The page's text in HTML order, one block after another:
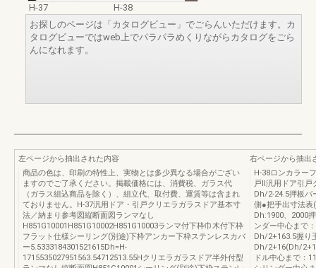
H-37
H-38
お探しのページは「カタログビュー」でごらんいただけます。カ
タログビューではweb上でパラパラめくりながらカタログをごら
んになれます。
左ページから抽出された内容
商品の色は、印刷の特性上、実物とは多少異なる場合がござい
ますのでご了承ください。掲載価格には、消費税、ガラス代
（ガラス組込商品を除く）、組立代、取付費、運賃等は含まれ
ておりません。H-37汎用ドア・引戸クリエラガラスドア基本寸
法／納まり参考図縦断面図ランマなし
H851G10001H851G10002H851G10003ランマ付下枠巾木付下枠
フラット仕様シーリング(別途)下枠アンカー下枠ステンレスカバ
ー5.5333184301521615Dh=H-
1715535027951563.54712513.55Hクリエラガラスドア半外付型
右ページから抽出
H-38ロンカラー
戸Ⅱ汎用ドア引
Dh/2-24.5押板バ
側●把手出寸法表
Dh:1900、2000
ンダー中心まで
Dh/2+163.5握り
Dh/2+16(Dh/
ドル中心まで：